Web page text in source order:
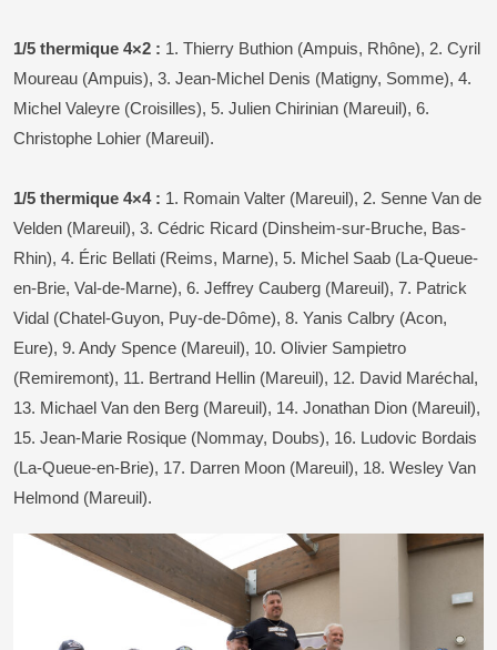
1/5 thermique 4×2 : 1. Thierry Buthion (Ampuis, Rhône), 2. Cyril
Moureau (Ampuis), 3. Jean-Michel Denis (Matigny, Somme), 4.
Michel Valeyre (Croisilles), 5. Julien Chirinian (Mareuil), 6.
Christophe Lohier (Mareuil).
1/5 thermique 4×4 : 1. Romain Valter (Mareuil), 2. Senne Van de
Velden (Mareuil), 3. Cédric Ricard (Dinsheim-sur-Bruche, Bas-
Rhin), 4. Éric Bellati (Reims, Marne), 5. Michel Saab (La-Queue-
en-Brie, Val-de-Marne), 6. Jeffrey Cauberg (Mareuil), 7. Patrick
Vidal (Chatel-Guyon, Puy-de-Dôme), 8. Yanis Calbry (Acon,
Eure), 9. Andy Spence (Mareuil), 10. Olivier Sampietro
(Remiremont), 11. Bertrand Hellin (Mareuil), 12. David Maréchal,
13. Michael Van den Berg (Mareuil), 14. Jonathan Dion (Mareuil),
15. Jean-Marie Rosique (Nommay, Doubs), 16. Ludovic Bordais
(La-Queue-en-Brie), 17. Darren Moon (Mareuil), 18. Wesley Van
Helmond (Mareuil).